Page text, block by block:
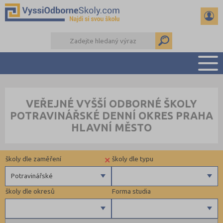
PŘÍPRAVA NA PŘIJÍMAČKY
KALENDÁŘ AKCÍ
DALŠÍ DRUHY ŠKOL
VEŘEJNÉ VYŠŠÍ ODBORNÉ ŠKOLY
POTRAVINÁŘSKÉ DENNÍ OKRES PRAHA
HLAVNÍ MĚSTO
Forma studia
školy dle okresů
školy dle typu
×
Potravinářské
školy dle zaměření
Zdravotnické